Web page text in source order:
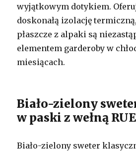
wyjątkowym dotykiem.
doskonałą izolację
płaszcze z alpaki są
elementem garderoby w
miesiącach.
Biało-zielony
w paski z wełną
Biało-zielony sweter